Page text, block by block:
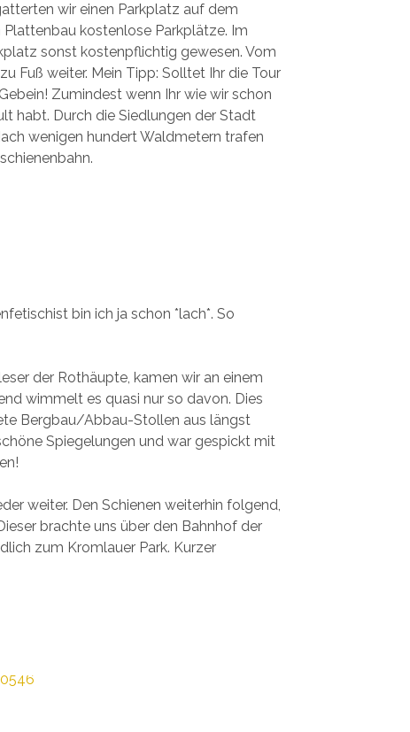
wir einen Parkplatz auf dem
kostenlose Parkplätze. Im
sonst kostenpflichtig gewesen. Vom
Fuß weiter. Mein Tipp: Solltet Ihr die Tour
Zumindest wenn Ihr wie wir schon
habt. Durch die Siedlungen der Stadt
wenigen hundert Waldmetern trafen
bin ich ja schon *lach*. So
der Rothäupte, kamen wir an einem
wimmelt es quasi nur so davon. Dies
Bergbau/Abbau-Stollen aus längst
Spiegelungen und war gespickt mit
weiter. Den Schienen weiterhin folgend,
brachte uns über den Bahnhof der
zum Kromlauer Park. Kurzer